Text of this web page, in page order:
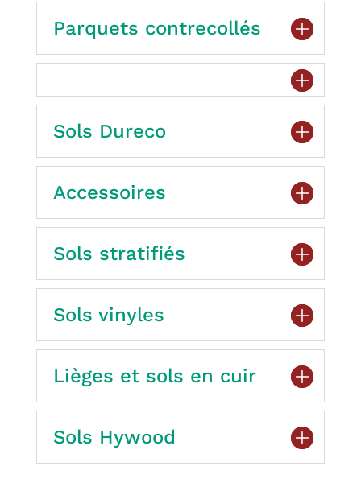
Parquets contrecollés
Sols Dureco
Accessoires
Sols stratifiés
Sols vinyles
Lièges et sols en cuir
Sols Hywood